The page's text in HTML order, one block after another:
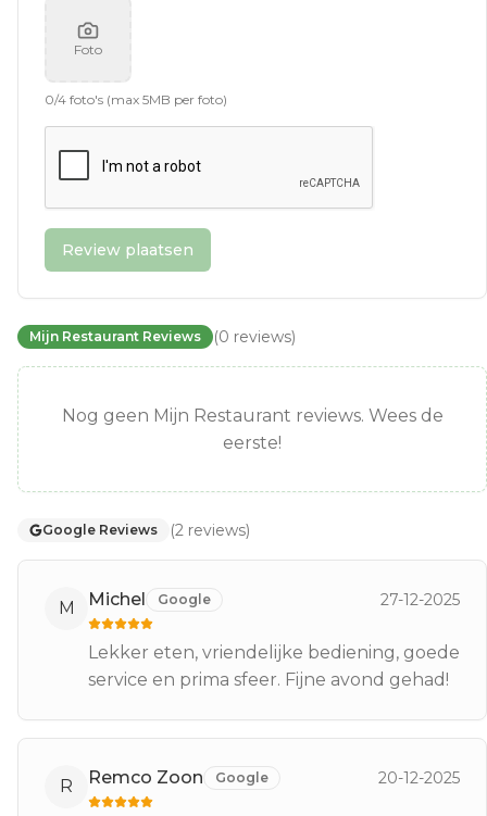
Foto
0/4 foto's (max 5MB per foto)
Review plaatsen
Mijn Restaurant Reviews (0 reviews)
Nog geen Mijn Restaurant reviews. Wees de
eerste!
Google Reviews (2 reviews)
M Michel Google 27-12-2025
Lekker eten, vriendelijke bediening, goede
service en prima sfeer. Fijne avond gehad!
R Remco Zoon Google 20-12-2025